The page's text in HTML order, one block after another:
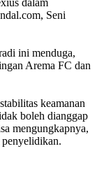
dalam
Seni
ini menduga,
Arema FC dan
keamanan
boleh dianggap
mengungkapnya,